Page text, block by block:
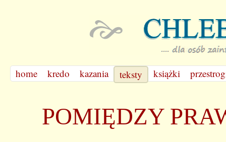
home kredo kazania teksty książki
POMIĘDZY